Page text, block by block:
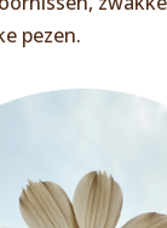
pezen.